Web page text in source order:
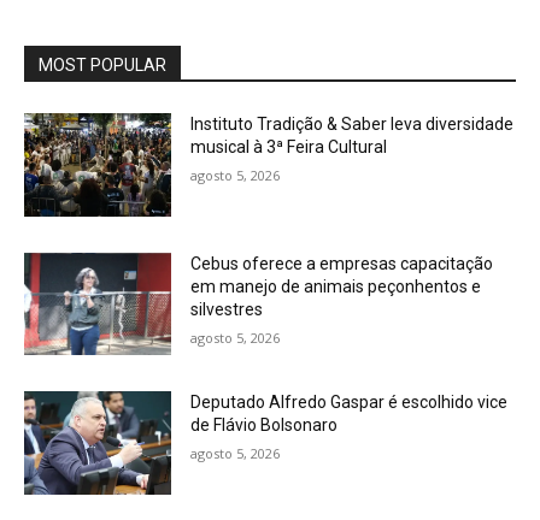
MOST POPULAR
Instituto Tradição & Saber leva diversidade
musical à 3ª Feira Cultural
agosto 5, 2026
Cebus oferece a empresas capacitação
em manejo de animais peçonhentos e
silvestres
agosto 5, 2026
Deputado Alfredo Gaspar é escolhido vice
de Flávio Bolsonaro
agosto 5, 2026